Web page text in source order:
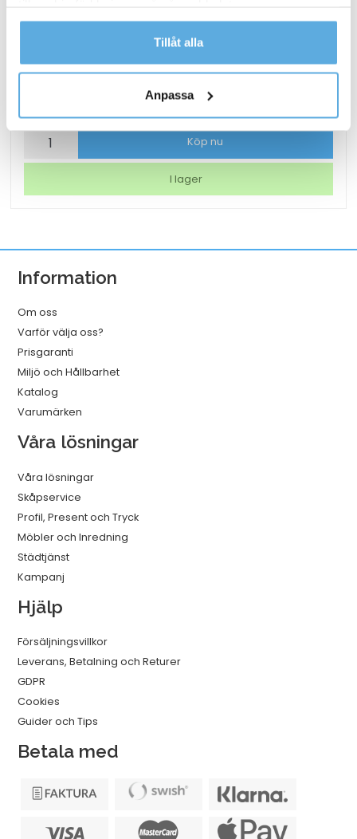
Läs mer i vår integritetspolicy om vilka vi är, hur du
kontaktar oss och på vilket sätt vi behandlar
Tillåt alla
Anpassa
Papperspåse SOS nr 4 vit 250x110x280 mm
1 436,25
Papperspåse
4
mm
mängd
Köp nu
I lager
Information
Om oss
Varför välja oss?
Prisgaranti
Miljö och Hållbarhet
Katalog
Varumärken
Våra lösningar
Våra lösningar
Skåpservice
Profil, Present och Tryck
Möbler och Inredning
Städtjänst
Kampanj
Hjälp
Försäljningsvillkor
Leverans, Betalning och Returer
GDPR
Cookies
Guider och Tips
Betala med